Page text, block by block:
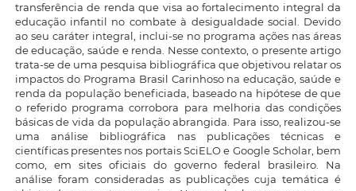
transferência de renda que visa ao fortalecimento integral da
educação infantil no combate à desigualdade social. Devido
ao seu caráter integral, inclui-se no programa ações nas áreas
de educação, saúde e renda. Nesse contexto, o presente artigo
trata-se de uma pesquisa bibliográfica que objetivou relatar os
impactos do Programa Brasil Carinhoso na educação, saúde e
renda da população beneficiada, baseado na hipótese de que
o referido programa corrobora para melhoria das condições
básicas de vida da população abrangida. Para isso, realizou-se
uma análise bibliográfica nas publicações técnicas e
científicas presentes nos portais SciELO e Google Scholar, bem
como, em sites oficiais do governo federal brasileiro. Na
análise foram consideradas as publicações cuja temática é